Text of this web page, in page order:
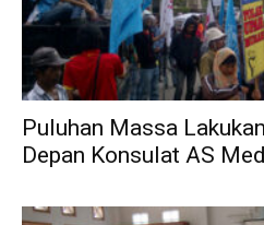
Puluhan Massa
Depan Konsulat AS